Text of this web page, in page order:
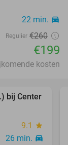
22 min. directions_car
Regulier €260
€199
kosten
bij Center
9.1 star
26 min. directions_car